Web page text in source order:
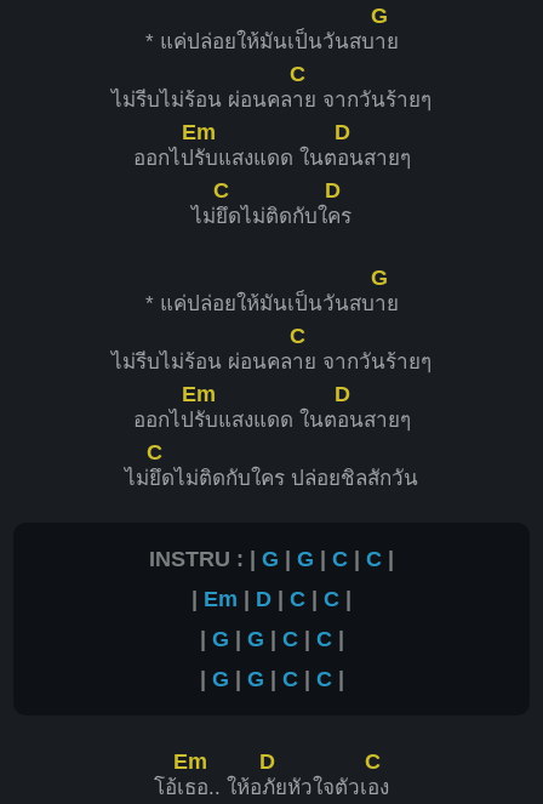
* แค่ปล่อยให้มันเป็นวันสบ
G
าย
ไม่รีบไม่ร้อน ผ่อนคล
C
าย จากวันร้ายๆ
ออกไป
Em
รับแสงแดด ในต
D
อนสายๆ
ไม่
C
ยึดไม่ติดกับใ
D
คร
* แค่ปล่อยให้มันเป็นวันสบ
G
าย
ไม่รีบไม่ร้อน ผ่อนคล
C
าย จากวันร้ายๆ
ออกไป
Em
รับแสงแดด ในต
D
อนสายๆ
ไม่
C
ยึดไม่ติดกับใคร ปล่อยชิลสักวัน
INSTRU : | G | G | C | C |
| Em | D | C | C |
| G | G | C | C |
| G | G | C | C |
โอ้เ
Em
ธอ.. ให้อ
D
ภัยหัวใจตัวเ
C
อง